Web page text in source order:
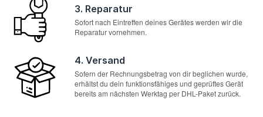
3. Reparatur
Sofort nach Eintreffen deines Gerätes werden wir die
Reparatur vornehmen.
4. Versand
Sofern der Rechnungsbetrag von dir beglichen wurde,
erhältst du dein funktionsfähiges und geprüftes Gerät
bereits am nächsten Werktag per DHL-Paket zurück.